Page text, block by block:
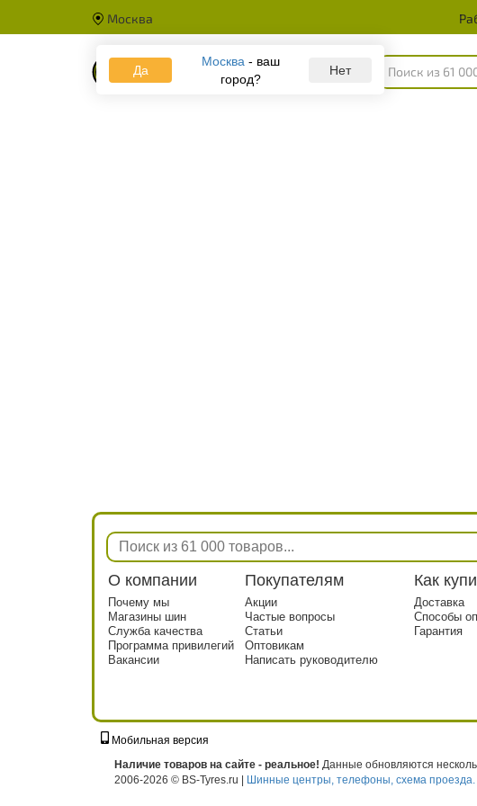
Москва
Да
Москва - ваш
город?
Нет
Каталог
О компании
Почему мы
Магазины шин
Служба качества
Программа привилегий
Вакансии
Покупателям
Акции
Частые вопросы
Статьи
Оптовикам
Написать руководителю
Как
Доставка
Способы
Гарантия
Мобильная версия
Наличие товаров на сайте - реальное! Данные обновляются
2006-2026 © BS-Tyres.ru |
Шинные центры, телефоны, схема проезда.